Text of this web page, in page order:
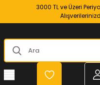
3000 TL ve Üzeri